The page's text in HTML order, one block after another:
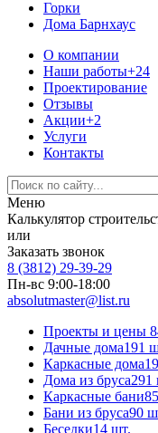
Горки
Дома Барнхаус
О компании
Наши работы+24
Проектирование
Отзывы
Акции+2
Услуги
Контакты
Меню
Калькулятор
или
Заказать звонок
8 (3812) 29-39-29
Пн-вс 9:00-18:00
absolutmaster@list.ru
Проекты и цены
Дачные дома191
Каркасные дома
Дома из бруса291
Каркасные бани
Бани из бруса90
Беседки14 шт.